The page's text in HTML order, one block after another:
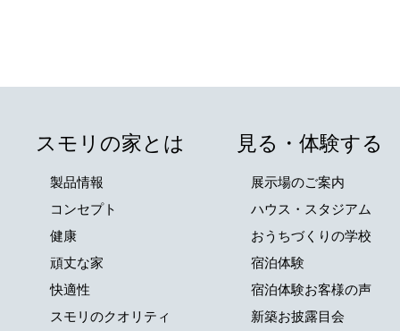
スモリの家とは
製品情報
コンセプト
健康
頑丈な家
快適性
スモリのクオリティ
見る・体験する
展示場のご案内
ハウス・スタジアム
おうちづくりの学校
宿泊体験
宿泊体験お客様の声
新築お披露目会